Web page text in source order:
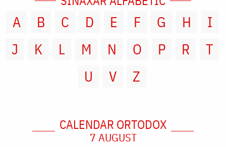
A B C D E F G H
I
J
K L M N O P R
T
U
V Z
CALENDAR ORTODOX
7 AUGUST